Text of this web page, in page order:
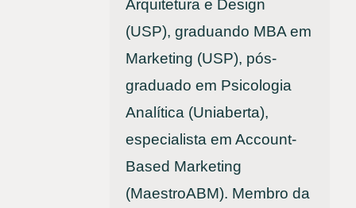
Arquitetura e Design
(USP), graduando MBA em
Marketing (USP), pós-
graduado em Psicologia
Analítica (Uniaberta),
especialista em Account-
Based Marketing
(MaestroABM). Membro da